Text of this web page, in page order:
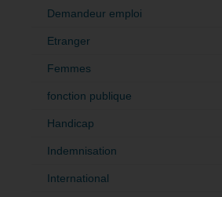
Demandeur emploi
Etranger
Femmes
fonction publique
Handicap
Indemnisation
International